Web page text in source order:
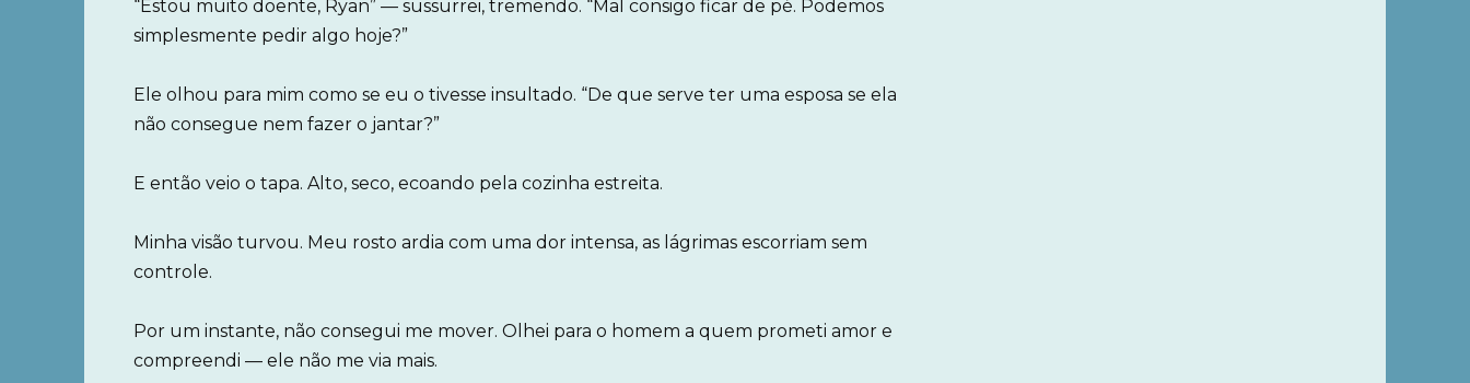
“Estou muito doente, Ryan” — sussurrei, tremendo. “Mal consigo ficar de pé. Podemos
simplesmente pedir algo hoje?”
Ele olhou para mim como se eu o tivesse insultado. “De que serve ter uma esposa se ela
não consegue nem fazer o jantar?”
E então veio o tapa. Alto, seco, ecoando pela cozinha estreita.
Minha visão turvou. Meu rosto ardia com uma dor intensa, as lágrimas escorriam sem
controle.
Por um instante, não consegui me mover. Olhei para o homem a quem prometi amor e
compreendi — ele não me via mais.